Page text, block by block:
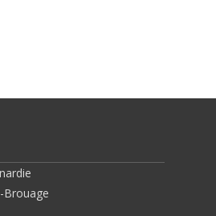
Brouage